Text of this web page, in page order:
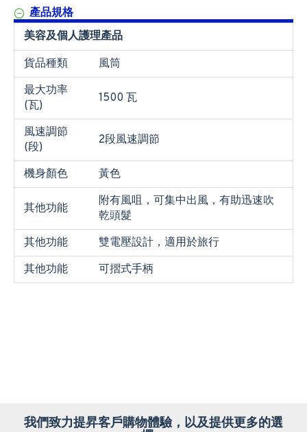
產品規格
美容及個人護理產品
貨品種類
風筒
最大功率
(瓦)
1500 瓦
風速調節
(段)
2段風速調節
機身顏色 黃色
其他功能
附有風咀，可集中出風，有助迅速吹
乾頭髮
其他功能
雙電壓設計，適用於旅行
其他功能
可摺式手柄
我們致力提昇客戶購物體驗，以及提供更多的選